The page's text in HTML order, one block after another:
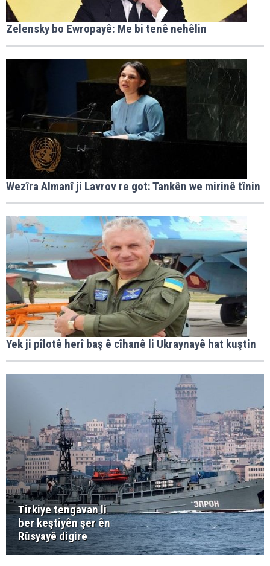
Zelensky bo Ewropayê: Me bi tenê nehêlin
Wezîra Almanî ji Lavrov re got: Tankên we mirinê tînin
Yek ji pîlotê herî baş ê cîhanê li Ukraynayê hat kuştin
Tirkiye tengavan li
ber keştiyên şer ên
Rûsyayê digire